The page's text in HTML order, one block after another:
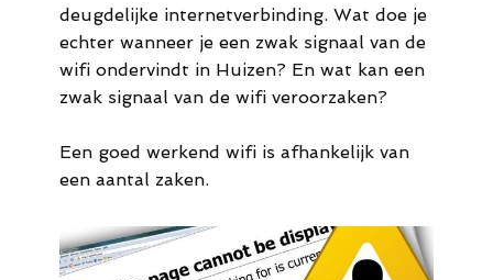
info@meldaro.nl
deugdelijke internetverbinding. Wat doe je
echter wanneer je een zwak signaal van de
wifi ondervindt in Huizen? En wat kan een
zwak signaal van de wifi veroorzaken?
Een goed werkend wifi is afhankelijk van
een aantal zaken.